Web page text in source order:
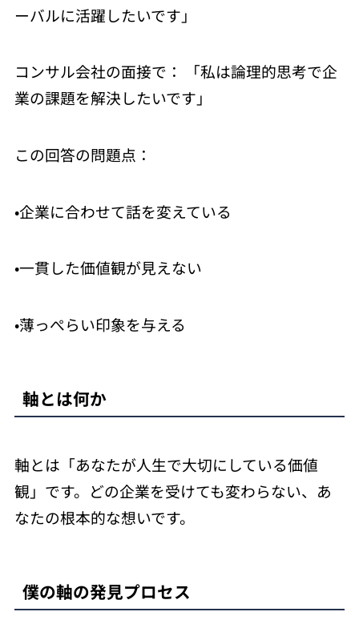
ーバルに活躍したいです」
コンサル会社の面接で： 「私は論理的思考で企
業の課題を解決したいです」
この回答の問題点：
•企業に合わせて話を変えている
•一貫した価値観が見えない
•薄っぺらい印象を与える
軸とは何か
軸とは「あなたが人生で大切にしている価値
観」です。どの企業を受けても変わらない、あ
なたの根本的な想いです。
僕の軸の発見プロセス